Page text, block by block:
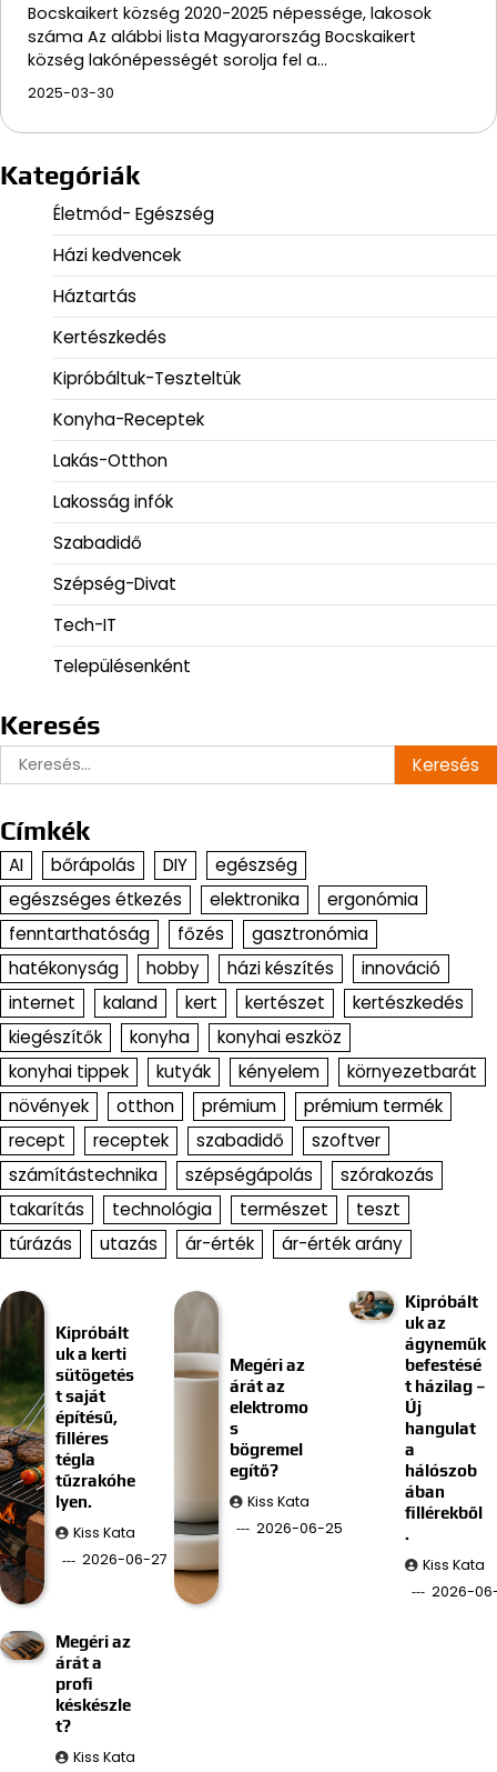
Bocskaikert község 2020-2025 népessége, lakosok
száma Az alábbi lista Magyarország Bocskaikert
község lakónépességét sorolja fel a…
2025-03-30
Kategóriák
Életmód- Egészség
Házi kedvencek
Háztartás
Kertészkedés
Kipróbáltuk-Teszteltük
Konyha-Receptek
Lakás-Otthon
Lakosság infók
Szabadidő
Szépség-Divat
Tech-IT
Településenként
Keresés
Keresés:
Címkék
AI bőrápolás DIY
egészség
egészséges étkezés
elektronika
ergonómia
fenntarthatóság
főzés
gasztronómia
hatékonyság
hobby házi készítés
innováció
internet
kaland kert kertészet
kertészkedés
kiegészítők
konyha
konyhai eszköz
konyhai tippek
kutyák kényelem
környezetbarát
növények
otthon prémium
prémium termék
recept
receptek szabadidő
szoftver
számítástechnika
szépségápolás
szórakozás
takarítás
technológia természet
teszt
túrázás
utazás ár-érték ár-érték arány
Kipróbált
uk a kerti
sütögetés
t saját
építésű,
filléres
tégla
tűzrakóhe
lyen.
Kiss Kata
2026-06-27
Megéri az
árát az
elektromo
s
bögremel
egítő?
Kiss Kata
2026-06-25
Kipróbált
uk az
ágyneműk
befestésé
t házilag –
Új
hangulat
a
hálószob
ában
fillérekből
.
Kiss Kata
2026-
Megéri az
árát a
profi
késkészle
t?
Kiss Kata